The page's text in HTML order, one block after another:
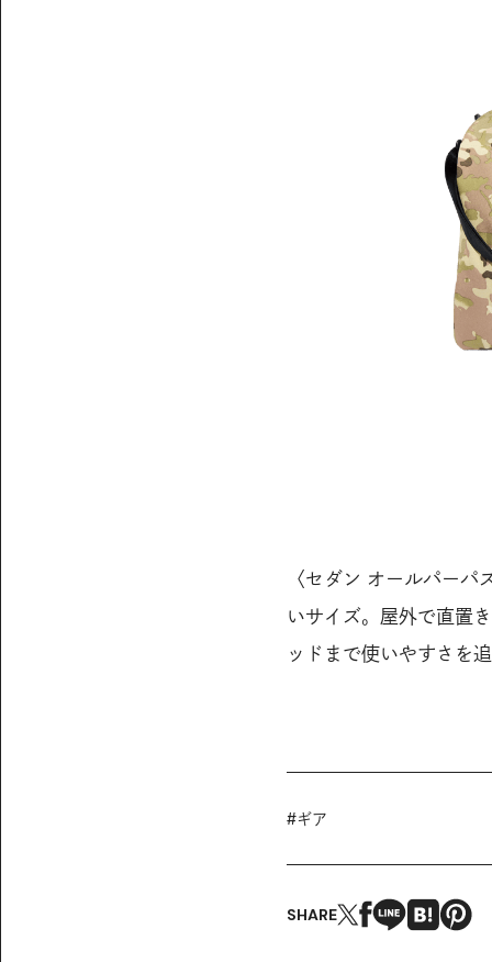
〈セダン オールパー
いサイズ。屋外で直置
ッドまで使いやすさを
#ギア
SHARE